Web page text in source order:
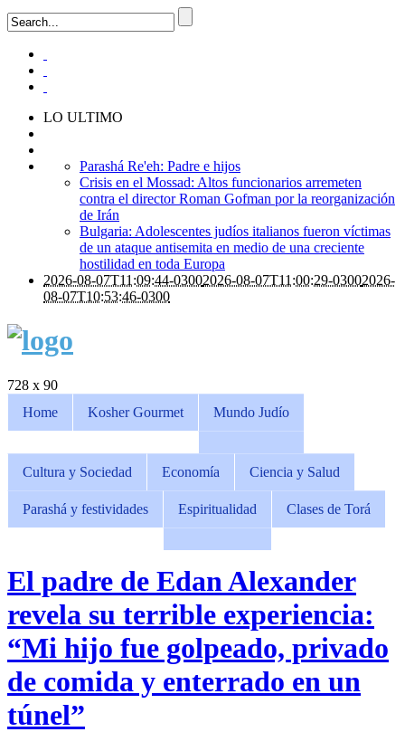
LO ULTIMO
Parashá Re'eh: Padre e hijos
Crisis en el Mossad: Altos funcionarios arremeten
contra el director Roman Gofman por la reorganización
de Irán
Bulgaria: Adolescentes judíos italianos fueron víctimas
de un ataque antisemita en medio de una creciente
hostilidad en toda Europa
2026-08-07T11:09:44-03002026-08-07T11:00:29-03002026-
08-07T10:53:46-0300
728 x 90
Home
Kosher Gourmet Mundo Judío
Cultura y Sociedad Economía Ciencia y Salud
Parashá y festividades Espiritualidad Clases de Torá
El padre de Edan Alexander
revela su terrible experiencia:
“Mi hijo fue golpeado, privado
de comida y enterrado en un
túnel”